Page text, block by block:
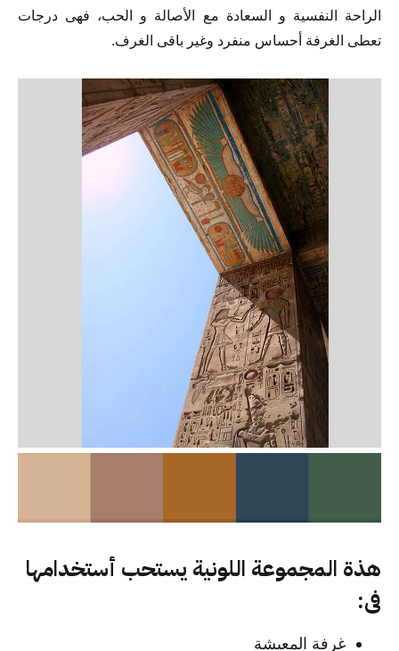
الراحة النفسية و السعادة مع الأصالة و الحب، فهى درجات
تعطى الغرفة أحساس منفرد وغير باقى الغرف.
هذة المجموعة اللونية يستحب أستخدامها
فى:
غرفة المعيشة